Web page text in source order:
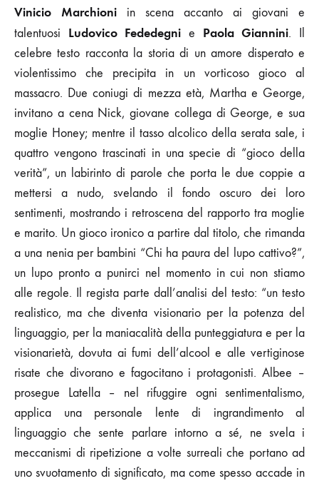
Vinicio Marchioni in scena accanto ai giovani e
talentuosi Ludovico Fededegni e Paola Giannini. Il
celebre testo racconta la storia di un amore disperato e
violentissimo che precipita in un vorticoso gioco al
massacro. Due coniugi di mezza età, Martha e George,
invitano a cena Nick, giovane collega di George, e sua
moglie Honey; mentre il tasso alcolico della serata sale, i
quattro vengono trascinati in una specie di “gioco della
verità”, un labirinto di parole che porta le due coppie a
mettersi a nudo, svelando il fondo oscuro dei loro
sentimenti, mostrando i retroscena del rapporto tra moglie
e marito. Un gioco ironico a partire dal titolo, che rimanda
a una nenia per bambini “Chi ha paura del lupo cattivo?”,
un lupo pronto a punirci nel momento in cui non stiamo
alle regole. Il regista parte dall’analisi del testo: “un testo
realistico, ma che diventa visionario per la potenza del
linguaggio, per la maniacalità della punteggiatura e per la
visionarietà, dovuta ai fumi dell’alcool e alle vertiginose
risate che divorano e fagocitano i protagonisti. Albee –
prosegue Latella – nel rifuggire ogni sentimentalismo,
applica una personale lente di ingrandimento al
linguaggio che sente parlare intorno a sé, ne svela i
meccanismi di ripetizione a volte surreali che portano ad
uno svuotamento di significato, ma come spesso accade in